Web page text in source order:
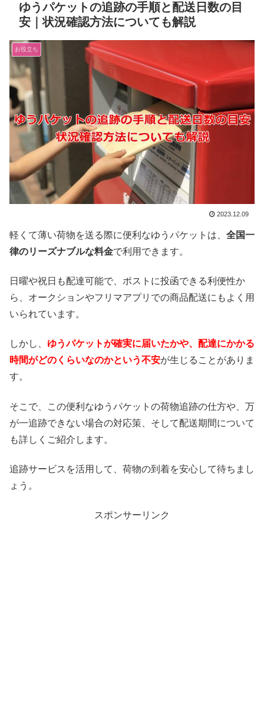
ゆうパケットの追跡の手順と配送日数の目
安｜状況確認方法についても解説
お役立ち
2023.12.09
軽くて薄い荷物を送る際に便利なゆうパケットは、 全国一
律のリーズナブルな料金で利用できます。
日曜や祝日も配達可能で、ポストに投函できる利便性か
ら、オークションやフリマアプリでの商品配送にもよく用
いられています。
しかし、 ゆうパケットが確実に届いたかや、配達にかかる
時間がどのくらいなのかという不安が生じることがありま
す。
そこで、この便利なゆうパケットの荷物追跡の仕方や、万
が一追跡できない場合の対応策、そして配送期間について
も詳しくご紹介します。
追跡サービスを活用して、荷物の到着を安心して待ちまし
ょう。
スポンサーリンク